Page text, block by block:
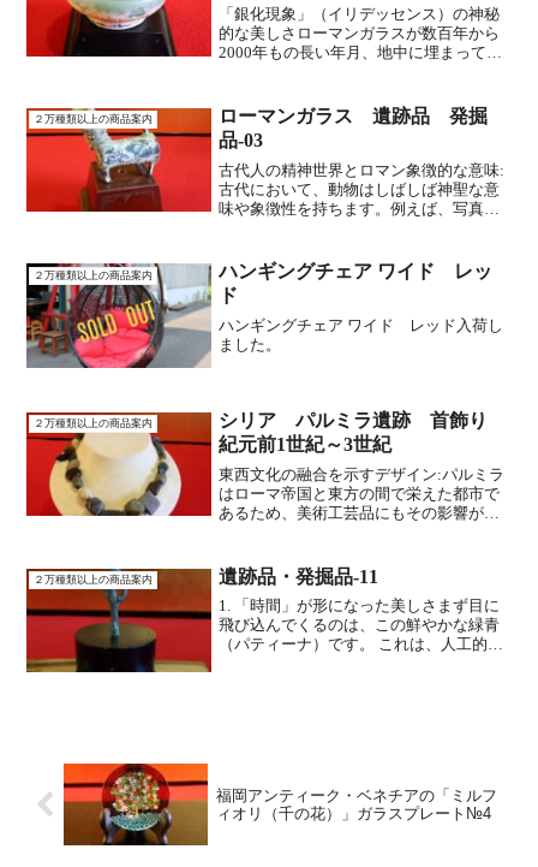
「銀化現象」（イリデッセンス）の神秘
的な美しさローマンガラスが数百年から
2000年もの長い年月、地中に埋まってい
ができます。これが光を複雑に反射し、
銀色、金色、虹色など...
２万種類以上の商品案内
ローマンガラス 遺跡品 発掘
品-03
古代人の精神世界とロマン象徴的な意味:
古代において、動物はしばしば神聖な意
味や象徴性を持ちます。例えば、写真の
を示す祭儀的な意味合いがあったと考え
られます。古代の装飾品...
２万種類以上の商品案内
ハンギングチェア ワイド レッ
ド
ハンギングチェア ワイド レッド入荷し
ました。
２万種類以上の商品案内
シリア パルミラ遺跡 首飾り
紀元前1世紀～3世紀
東西文化の融合を示すデザイン:パルミラ
はローマ帝国と東方の間で栄えた都市で
あるため、美術工芸品にもその影響が見
わせた、土着的で力強い印象のデザイン
であり、当時のパルミラ...
２万種類以上の商品案内 遺跡品・発掘品-11
1. 「時間」が形になった美しさまず目に
飛び込んでくるのは、この鮮やかな緑青
（パティーナ）です。 これは、人工的な
福岡アンティーク・ベネチアの「ミルフ
ィオリ（千の花）」ガラスプレート№4